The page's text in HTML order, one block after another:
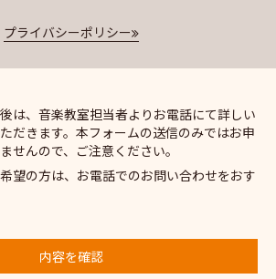
プライバシーポリシー
は、音楽教室担当者よりお電話にて詳しい
だきます。本フォームの送信のみではお申
せんので、ご注意ください。
望の方は、お電話でのお問い合わせをおす
内容を確認